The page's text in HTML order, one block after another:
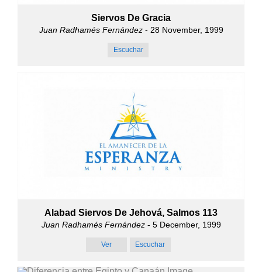
Siervos De Gracia
Juan Radhamés Fernández- 28 November, 1999
Escuchar
Alabad Siervos De Jehová, Salmos 113
Juan Radhamés Fernández- 5 December, 1999
Ver Escuchar